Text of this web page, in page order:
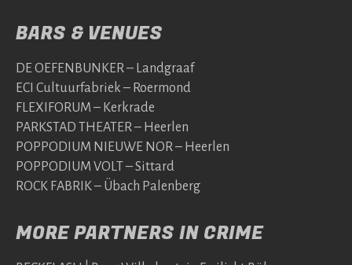
BARS & VENUES
DE OEFENBUNKER – Landgraaf
ECI Cultuurfabriek – Roermond
FLEXIFORUM – Kerkrade
PARKSTAD THEATER – Heerlen
POPPODIUM NIEUWE NOR – Heerlen
POPPODIUM VOLT – Sittard
ROCK FABRIK – Übach Palenberg
MORE PARTNERS IN CRIME